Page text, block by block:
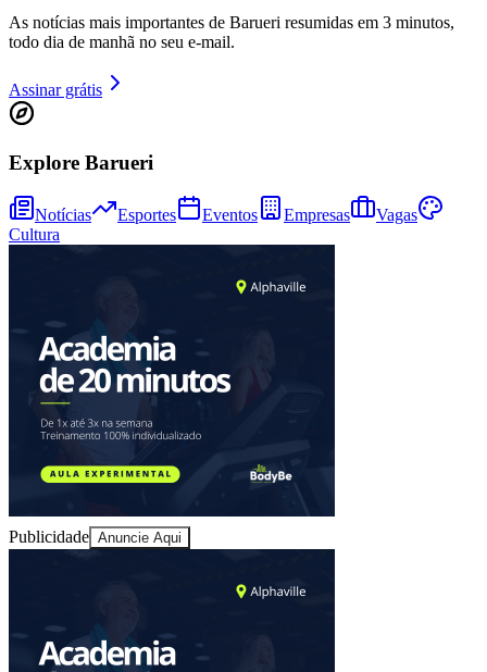
As notícias mais importantes de Barueri resumidas em 3 minutos,
todo dia de manhã no seu e-mail.
Assinar grátis
Explore Barueri
Notícias Esportes Eventos Empresas
Vagas
Cultura
Publicidade Anuncie Aqui